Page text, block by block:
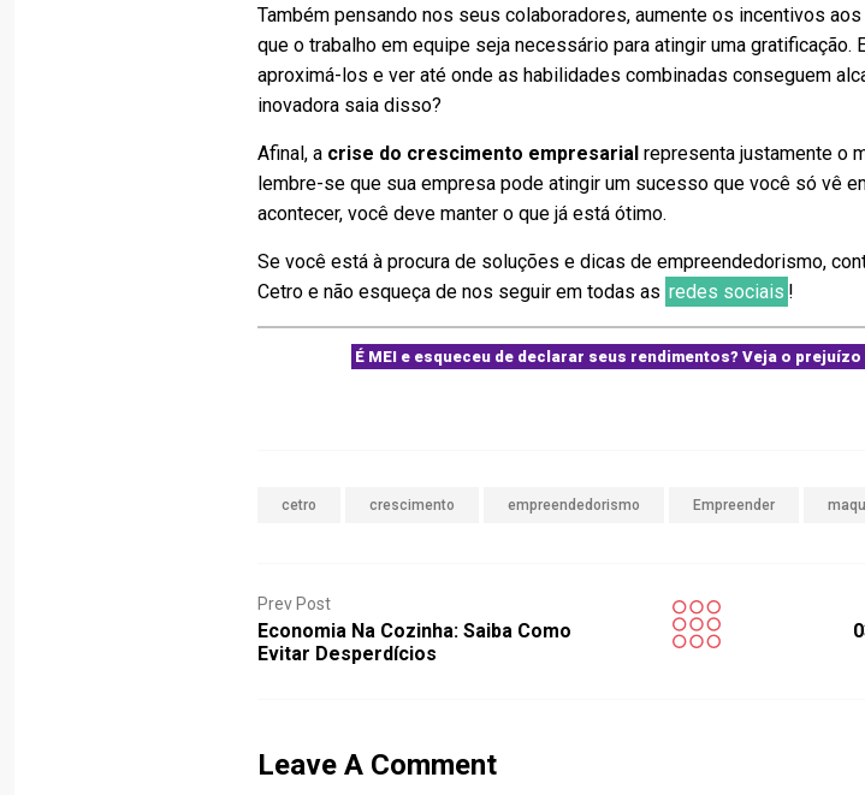
Também pensando nos seus colaboradores, aumente os incentivos
que o trabalho em equipe seja necessário para atingir uma gratificação.
aproximá-los e ver até onde as habilidades combinadas conseguem
inovadora saia disso?
Afinal, a crise do crescimento empresarial representa justamente o
lembre-se que sua empresa pode atingir um sucesso que você só vê
acontecer, você deve manter o que já está ótimo.
Se você está à procura de soluções e dicas de empreendedorismo,
Cetro e não esqueça de nos seguir em todas as redes sociais !
É MEI e esqueceu de declarar seus rendimentos? Veja o
cetro crescimento empreendedorismo Empreender
Prev Post
Economia Na Cozinha: Saiba Como
Evitar Desperdícios
Leave A Comment